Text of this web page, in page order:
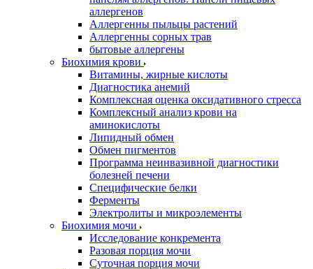
аллергенов
Аллергенны пыльцы растений
Аллергенны сорных трав
бытовые аллергены
Биохимия крови
Витамины, жирные кислоты
Диагностика анемий
Комплексная оценка оксидативного стресса
Комплексный анализ крови на
аминокислоты
Липидный обмен
Обмен пигментов
Программа неинвазивной диагностики
болезней печени
Специфические белки
Ферменты
Электролиты и микроэлементы
Биохимия мочи
Исследование конкремента
Разовая порция мочи
Суточная порция мочи